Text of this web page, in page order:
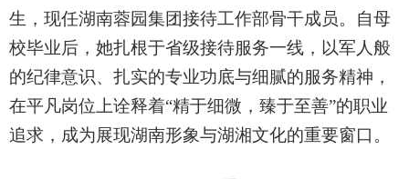
生，现任湖南蓉园集团接待工作部骨干成员。自母
校毕业后，她扎根于省级接待服务一线，以军人般
的纪律意识、扎实的专业功底与细腻的服务精神，
在平凡岗位上诠释着“精于细微，臻于至善”的职业
追求，成为展现湖南形象与湖湘文化的重要窗口。